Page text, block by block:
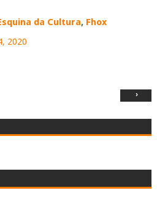
da Cultura, Fhox
2020
›